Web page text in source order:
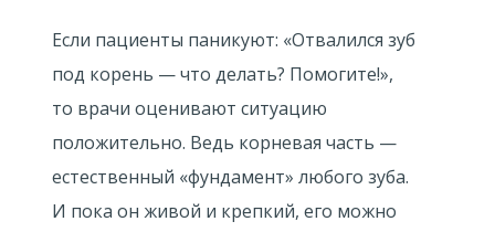
Если пациенты паникуют: «Отвалился зуб
под корень — что делать? Помогите!»,
то врачи оценивают ситуацию
положительно. Ведь корневая часть —
естественный «фундамент» любого зуба.
И пока он живой и крепкий, его можно